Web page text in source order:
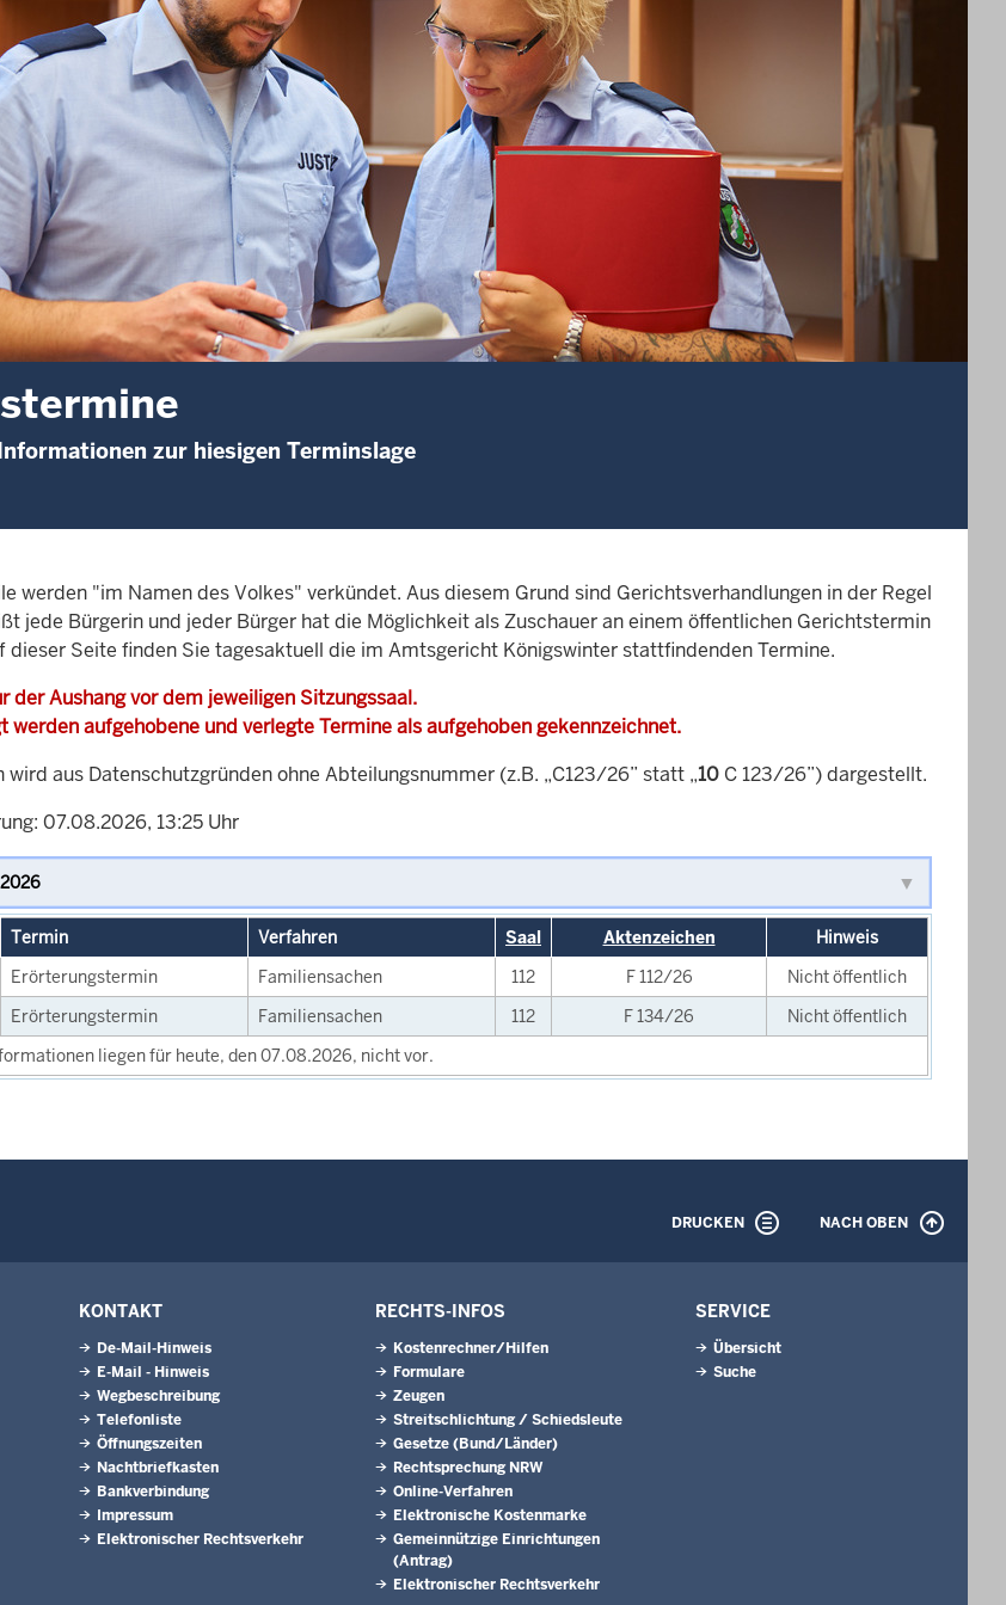
zur hiesigen Terminslage
werden "im Namen des Volkes" verkündet. Aus diesem Grund sind Gerichtsverhandlungen in der Regel
jede Bürgerin und jeder Bürger hat die Möglichkeit als Zuschauer an einem öffentlichen Gerichtstermin
dieser Seite finden Sie tagesaktuell die im Amtsgericht Königswinter stattfindenden Termine.
der Aushang vor dem jeweiligen Sitzungssaal.
werden aufgehobene und verlegte Termine als aufgehoben gekennzeichnet.
wird aus Datenschutzgründen ohne Abteilungsnummer (z.B. „C123/26” statt „10 C 123/26”) dargestellt.
07.08.2026, 13:25 Uhr
Termin Verfahren Saal Aktenzeichen
Hinweis
Erörterungstermin Familiensachen 112 F 112/26
Nicht öffentlich
Erörterungstermin Familiensachen 112 F 134/26
Nicht öffentlich
liegen für heute, den 07.08.2026, nicht vor.
DRUCKEN NACH OBEN
KONTAKT
De-Mail-Hinweis
E-Mail - Hinweis
Wegbeschreibung
Telefonliste
Öffnungszeiten
Nachtbriefkasten
Bankverbindung
Impressum
Elektronischer Rechtsverkehr
RECHTS-INFOS
Kostenrechner/Hilfen
Formulare
Zeugen
Streitschlichtung / Schiedsleute
Gesetze (Bund/Länder)
Rechtsprechung NRW
Online-Verfahren
Elektronische Kostenmarke
Gemeinnützige Einrichtungen
(Antrag)
Elektronischer Rechtsverkehr
SERVICE
Übersicht
Suche